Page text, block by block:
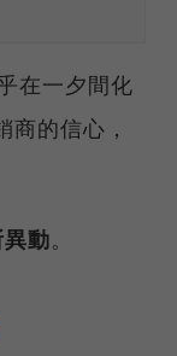
在一夕間化
的信心，
動。